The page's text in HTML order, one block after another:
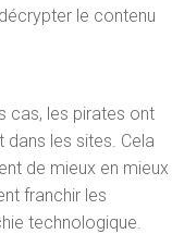
le contenu
cas, les pirates ont
dans les sites. Cela
de mieux en mieux
franchir les
technologique.